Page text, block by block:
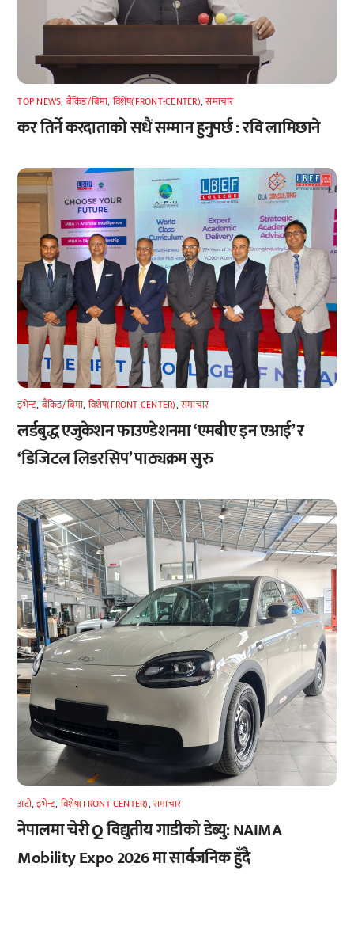
TOP NEWS, बैंकिङ/बिमा, विशेष(FRONT-CENTER),समाचार
कर तिर्ने करदाताको सधैं सम्मान हुनुपर्छ : रवि लामिछाने
इभेन्ट, बैंकिङ/बिमा, विशेष(FRONT-CENTER),समाचार
लर्डबुद्ध एजुकेशन फाउण्डेशनमा ‘एमबीए इन एआई’ र
‘डिजिटल लिडरसिप’ पाठ्यक्रम सुरु
अटाे,इभेन्ट, विशेष(FRONT-CENTER),समाचार
नेपालमा चेरी Q विद्युतीय गाडीको डेब्यु: NAIMA
Mobility Expo 2026 मा सार्वजनिक हुँदै